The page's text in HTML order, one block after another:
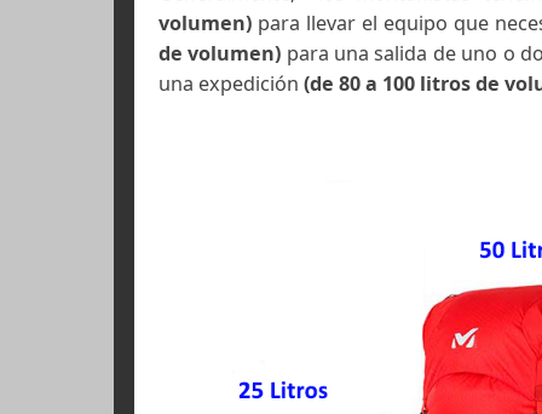
Tres tamaños
Generalmente, los
volumen)para llevar el equipo